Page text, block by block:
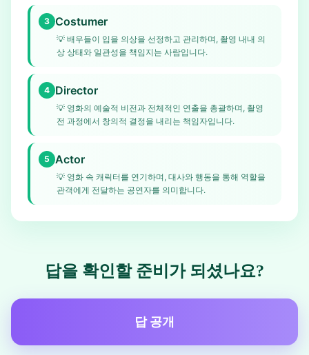
3 Costumer
💡 배우들이 입을 의상을 선정하고 관리하며, 촬영 내내 의
상 상태와 일관성을 책임지는 사람입니다.
4 Director
💡 영화의 예술적 비전과 전체적인 연출을 총괄하며, 촬영
전 과정에서 창의적 결정을 내리는 책임자입니다.
5 Actor
💡 영화 속 캐릭터를 연기하며, 대사와 행동을 통해 역할을
관객에게 전달하는 공연자를 의미합니다.
답을 확인할 준비가 되셨나요?
답 공개